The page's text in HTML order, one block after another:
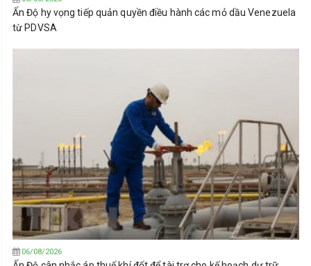
Ấn Độ hy vọng tiếp quản quyền điều hành các mỏ dầu Venezuela
từ PDVSA
06/08/2026